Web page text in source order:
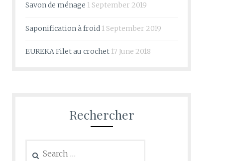
Savon de ménage 1 September 2019
Saponification à froid 1 September 2019
EUREKA Filet au crochet 17 June 2018
Rechercher
for: